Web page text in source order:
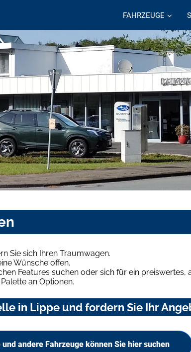
FAHRZEUGE
Sie sich Ihren Traumwagen.
Wünsche offen.
Features suchen oder sich für ein
an Optionen.
in Lippe und fordern Sie Ihr
andere Fahrzeuge können Sie hier suchen